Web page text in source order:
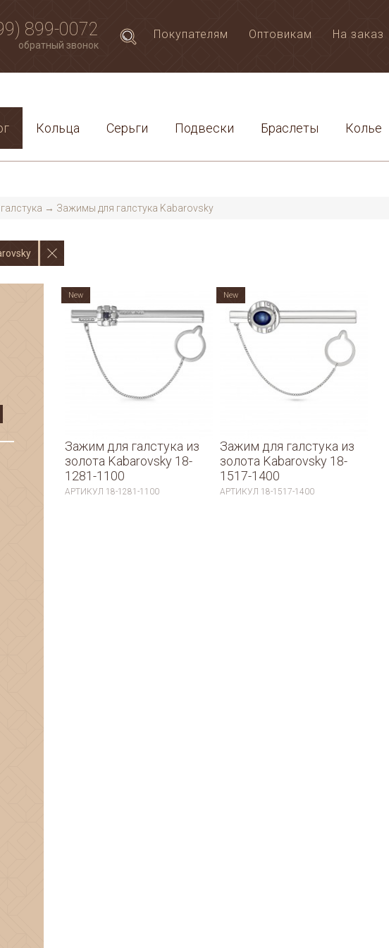
899-0072
обратный звонок
Покупателям Оптовикам На заказ
Кольца Серьги Подвески Браслеты Колье
→ Зажимы для галстука Kabarovsky
Зажим для галстука из
золота Kabarovsky 18-
1281-1100
АРТИКУЛ 18-1281-1100
New
Зажим для галстука из
золота Kabarovsky 18-
1517-1400
АРТИКУЛ 18-1517-1400
New